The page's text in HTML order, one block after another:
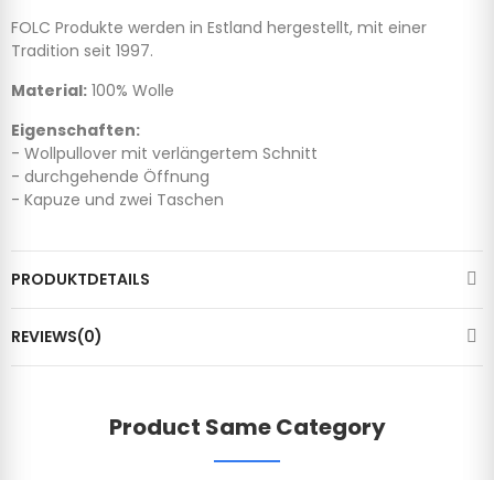
FOLC Produkte werden in Estland hergestellt, mit einer
Tradition seit 1997.
Material: 100% Wolle
Eigenschaften:
- Wollpullover mit verlängertem Schnitt
- durchgehende Öffnung
- Kapuze und zwei Taschen
PRODUKTDETAILS
REVIEWS(0)
Product Same Category